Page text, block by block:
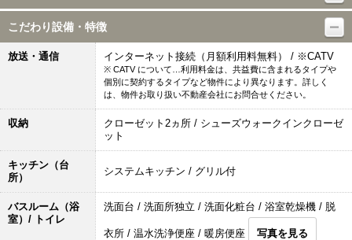
こだわり設備・特徴
放送・通信 インターネット接続（月額利用料無料） / ※CATV
※ CATV について…利用料金は、共益費に含まれるタイプや
個別に契約するタイプなど物件により異なります。詳しく
は、物件お取り扱い不動産会社にお問合せください。
収納
クローゼット2ヵ所 / シューズウォークインクローゼ
ット
キッチン（台
所）
システムキッチン / グリル付
バスルーム（浴
室）/ トイレ
洗面台 / 洗面所独立 / 洗面化粧台 / 浴室乾燥機 / 脱
衣所 / 温水洗浄便座 / 暖房便座 写真を見る